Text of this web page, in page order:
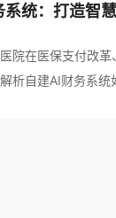
统：打造智
院在医保支付改革
析自建AI财务系